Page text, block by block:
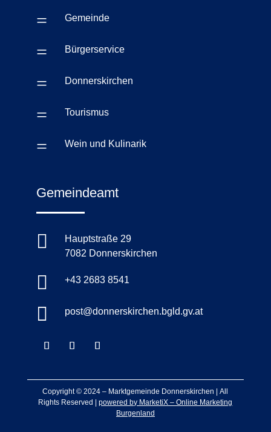
= Gemeinde
= Bürgerservice
= Donnerskirchen
= Tourismus
= Wein und Kulinarik
Gemeindeamt

Hauptstraße 29
7082 Donnerskirchen
 +43 2683 8541
 post@donnerskirchen.bgld.gv.at
Copyright © 2024 – Marktgemeinde Donnerskirchen |All
Rights Reserved |powered by MarketiX – Online Marketing
Burgenland